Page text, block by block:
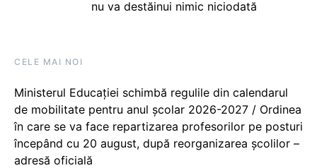
nu va destăinui nimic niciodată
CELE MAI NOI
Ministerul Educației schimbă regulile din calendarul
de mobilitate pentru anul școlar 2026-2027 / Ordinea
în care se va face repartizarea profesorilor pe posturi
începând cu 20 august, după reorganizarea școlilor –
adresă oficială